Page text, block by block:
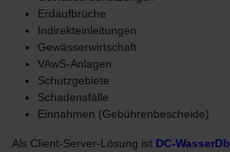
Erdaufbrüche
Indirekteinleitungen
Gewässerwirtschaft
VAwS-Anlagen
Schutzgebiete
Schadensfälle
Einnahmen (Gebührenbescheide)
Als Client-Server-Lösung ist DC-WasserDb